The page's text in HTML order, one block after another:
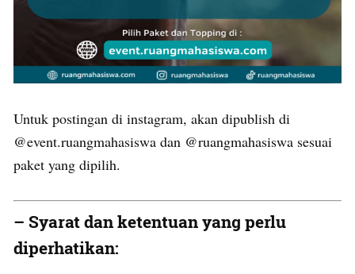
Untuk postingan di instagram, akan dipublish di
@event.ruangmahasiswa dan @ruangmahasiswa sesuai
paket yang dipilih.
– Syarat dan ketentuan yang perlu
diperhatikan: